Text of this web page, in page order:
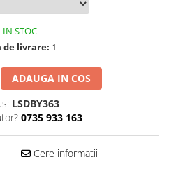
IN STOC
de livrare: 1
ADAUGA IN COS
LSDBY363
0735 933 163
Cere informatii